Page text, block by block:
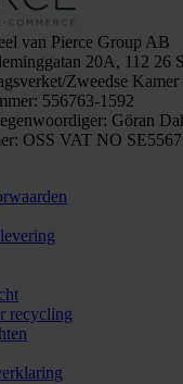
van Pierce Group AB
20A, 112 26
Zweedse
556763-1592
Göran
OSS VAT NO
recycling